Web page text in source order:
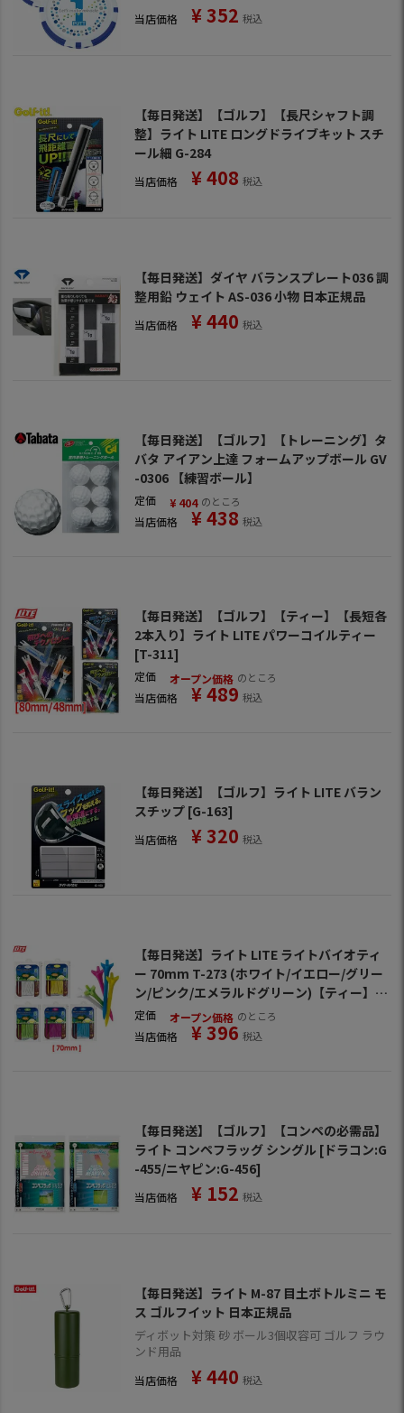
当店価格 ¥352 税込
【毎日発送】【ゴルフ】【長尺シャフト調
整】ライト LITE ロングドライブキット スチ
ール細 G-284
当店価格 ¥408 税込
【毎日発送】ダイヤ バランスプレート036 調
整用鉛 ウェイト AS-036 小物 日本正規品
当店価格 ¥440 税込
【毎日発送】【ゴルフ】【トレーニング】タ
バタ アイアン上達 フォームアップボール GV
-0306 【練習ボール】
定価 ¥ 404 のところ
当店価格 ¥438 税込
【毎日発送】【ゴルフ】【ティー】【長短各
2本入り】ライト LITE パワーコイルティー
[T-311]
定価 オープン価格 のところ
当店価格 ¥489 税込
【毎日発送】【ゴルフ】ライト LITE バラン
スチップ [G-163]
当店価格 ¥320 税込
【毎日発送】ライト LITE ライトバイオティ
ー 70mm T-273 (ホワイト/イエロー/グリー
ン/ピンク/エメラルドグリーン)【ティー】
【ゴルフ】
定価 オープン価格 のところ
当店価格 ¥396 税込
【毎日発送】【ゴルフ】【コンペの必需品】
ライト コンペフラッグ シングル [ドラコン:G
-455/ニヤピン:G-456]
当店価格 ¥ 152 税込
【毎日発送】ライト M-87 目土ボトルミニ モ
ス ゴルフイット 日本正規品
ディボット対策 砂 ボール3個収容可 ゴルフ ラウ
ンド用品
当店価格 ¥440 税込